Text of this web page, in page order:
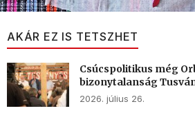
AKÁR EZ IS TETSZHET
Csúcspolitikus még
bizonytalanság
2026. július 26.